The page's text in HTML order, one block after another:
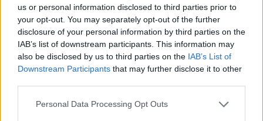
us or personal information disclosed to third parties prior to
your opt-out. You may separately opt-out of the further
disclosure of your personal information by third parties on the
IAB’s list of downstream participants. This information may
also be disclosed by us to third parties on the IAB’s List of
Downstream Participants that may further disclose it to other
Personal Data Processing Opt Outs
Motorbåtdefilering i Risør